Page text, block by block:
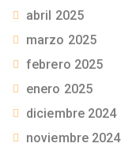
abril 2025
marzo 2025
febrero 2025
enero 2025
diciembre 2024
noviembre 2024